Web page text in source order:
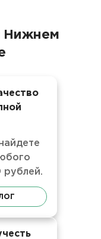
Нижнем
рублей.